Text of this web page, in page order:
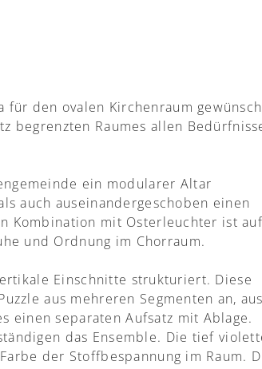
den ovalen Kirchenraum
begrenzten Raumes allen
ein modularer Altar
auch auseinandergeschoben einen
Kombination mit Osterleuchter ist auf
und Ordnung im Chorraum.
Einschnitte strukturiert. Diese
aus mehreren Segmenten an, aus
einen separaten Aufsatz mit Ablage.
das Ensemble. Die tief
der Stoffbespannung im Raum.